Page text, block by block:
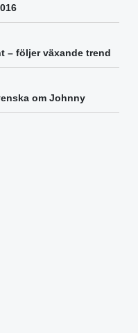
– följer växande trend
om Johnny